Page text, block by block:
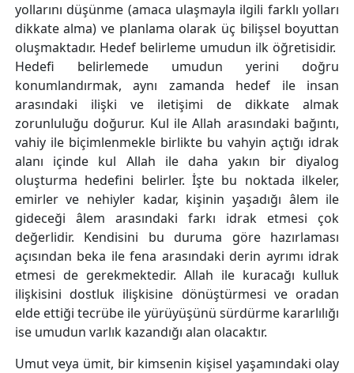
yollarını düşünme (amaca ulaşmayla ilgili farklı yolları
dikkate alma) ve planlama olarak üç bilişsel boyuttan
oluşmaktadır. Hedef belirleme umudun ilk öğretisidir.
Hedefi belirlemede umudun yerini doğru
konumlandırmak, aynı zamanda hedef ile insan
arasındaki ilişki ve iletişimi de dikkate almak
zorunluluğu doğurur. Kul ile Allah arasındaki bağıntı,
vahiy ile biçimlenmekle birlikte bu vahyin açtığı idrak
alanı içinde kul Allah ile daha yakın bir diyalog
oluşturma hedefini belirler. İşte bu noktada ilkeler,
emirler ve nehiyler kadar, kişinin yaşadığı âlem ile
gideceği âlem arasındaki farkı idrak etmesi çok
değerlidir. Kendisini bu duruma göre hazırlaması
açısından beka ile fena arasındaki derin ayrımı idrak
etmesi de gerekmektedir. Allah ile kuracağı kulluk
ilişkisini dostluk ilişkisine dönüştürmesi ve oradan
elde ettiği tecrübe ile yürüyüşünü sürdürme kararlılığı
ise umudun varlık kazandığı alan olacaktır.
Umut veya ümit, bir kimsenin kişisel yaşamındaki olay